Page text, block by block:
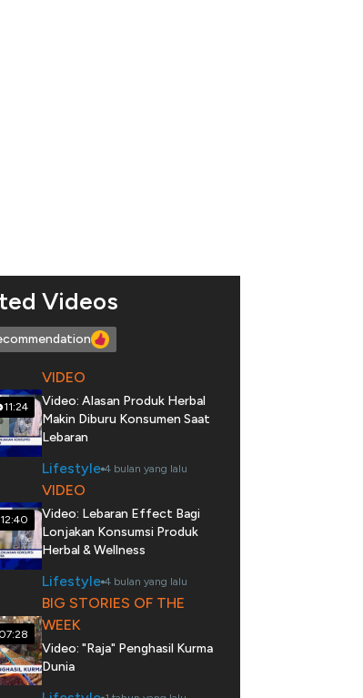
Videos
11:24
VIDEO
Video: Alasan Produk Herbal
Makin Diburu Konsumen Saat
Lebaran
Lifestyle 4 bulan yang lalu
12:40
VIDEO
Video: Lebaran Effect Bagi
Lonjakan Konsumsi Produk
Herbal & Wellness
Lifestyle 4 bulan yang lalu
07:28
BIG STORIES OF THE
WEEK
Video: "Raja" Penghasil Kurma
Dunia